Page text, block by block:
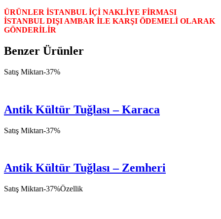
ÜRÜNLER İSTANBUL İÇİ NAKLİYE FİRMASI
İSTANBUL DIŞI AMBAR İLE KARŞI ÖDEMELİ OLARAK
GÖNDERİLİR
Benzer Ürünler
Satış Miktarı-37%
Antik Kültür Tuğlası – Karaca
Satış Miktarı-37%
Antik Kültür Tuğlası – Zemheri
Satış Miktarı-37%Özellik